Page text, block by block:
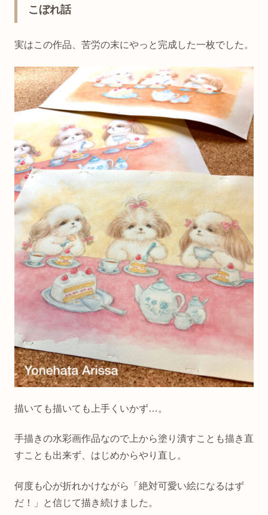
こぼれ話
実はこの作品、苦労の末にやっと完成した一枚でした。
描いても描いても上手くいかず…。
手描きの水彩画作品なので上から塗り潰すことも描き直
すことも出来ず、はじめからやり直し。
何度も心が折れかけながら「絶対可愛い絵になるはず
だ！」と信じて描き続けました。